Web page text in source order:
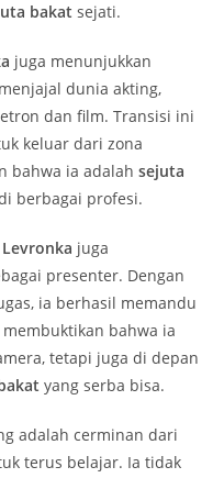
bakat sejati.
juga menunjukkan
dunia akting,
dan film. Transisi ini
keluar dari zona
bahwa ia adalahsejuta
berbagai profesi.
juga
presenter. Dengan
ia berhasil memandu
bahwa ia
tetapi juga di depan
yang serba bisa.
adalah cerminan dari
terus belajar. Ia tidak